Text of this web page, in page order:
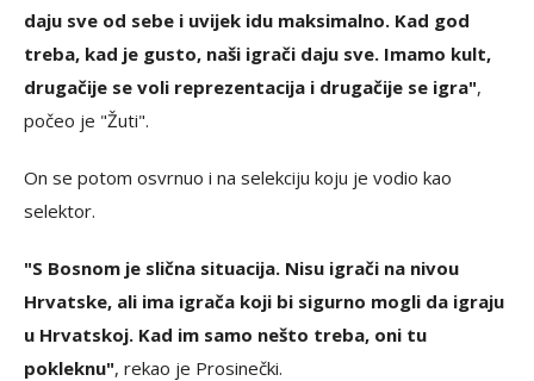
daju sve od sebe i uvijek idu maksimalno. Kad god
treba, kad je gusto, naši igrači daju sve. Imamo kult,
drugačije se voli reprezentacija i drugačije se igra",
počeo je "Žuti".
On se potom osvrnuo i na selekciju koju je vodio kao
selektor.
"S Bosnom je slična situacija. Nisu igrači na nivou
Hrvatske, ali ima igrača koji bi sigurno mogli da igraju
u Hrvatskoj. Kad im samo nešto treba, oni tu
pokleknu", rekao je Prosinečki.